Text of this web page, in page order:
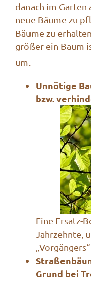
danach im
neue Bäume zu
Bäume zu
größer ein Baum
um.
Unnötige
bzw.
Eine Ersatz-
Jahrzehnte,
Grund bei